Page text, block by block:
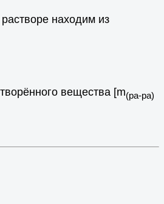
находим из
вещества [m(ра-ра)